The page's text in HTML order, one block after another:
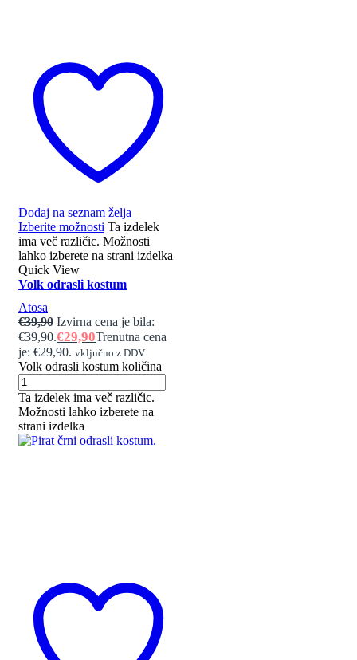
Dodaj na seznam želja
Izberite možnosti Ta izdelek
ima več različic. Možnosti
lahko izberete na strani izdelka
Quick View
Volk odrasli kostum
Atosa
€39,90 Izvirna cena je bila:
€39,90.€29,90Trenutna cena
je: €29,90. vključno z DDV
Volk odrasli kostum količina
Ta izdelek ima več različic.
Možnosti lahko izberete na
strani izdelka